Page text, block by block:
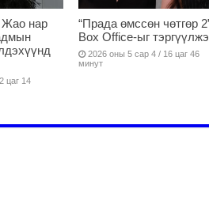
нар
цаг 14
“Прада өмссөн чөтгөр
Box Office-ыг
2026 оны 5 сар 4 / 16 цаг 46
минут